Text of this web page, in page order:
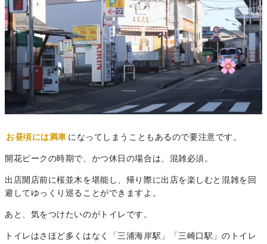
お昼頃には満車 になってしまうこともあるので要注意です。
開花ピークの時期で、かつ休日の場合は、混雑必須。
出店開店前に桜並木を堪能し、帰り際に出店を楽しむと混雑を回
避してゆっくり巡ることができますよ。
あと、気をつけたいのがトイレです。
トイレはさほど多くはなく「三浦海岸駅」「三崎口駅」のトイレ